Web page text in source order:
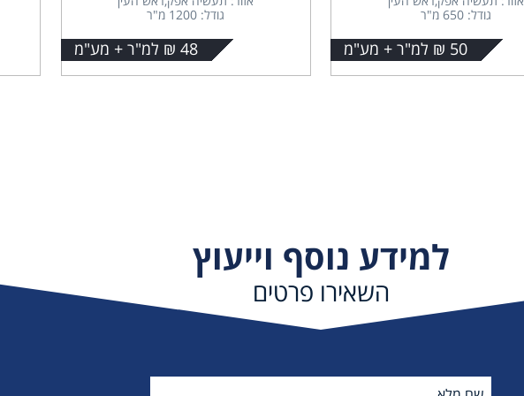
גודל: 650 מ"ר
50 ₪ למ"ר + מע"מ
גודל: 1200 מ"ר
48 ₪ למ"ר + מע"מ
למידע נוסף וייעוץ
השאירו פרטים